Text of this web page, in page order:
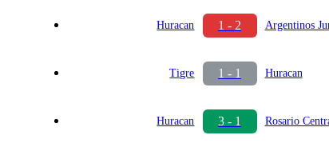
Huracan 1 - 2 Argentinos
Tigre 1 - 1 Huracan
Huracan 3 - 1 Rosario